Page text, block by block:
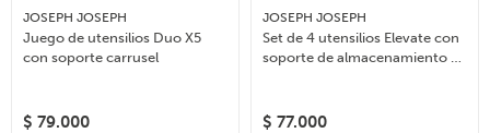
JOSEPH JOSEPH
Juego de utensilios Duo X5
con soporte carrusel
$ 79.000
JOSEPH JOSEPH
Set de 4 utensilios Elevate con
soporte de almacenamiento –
$ 77.000